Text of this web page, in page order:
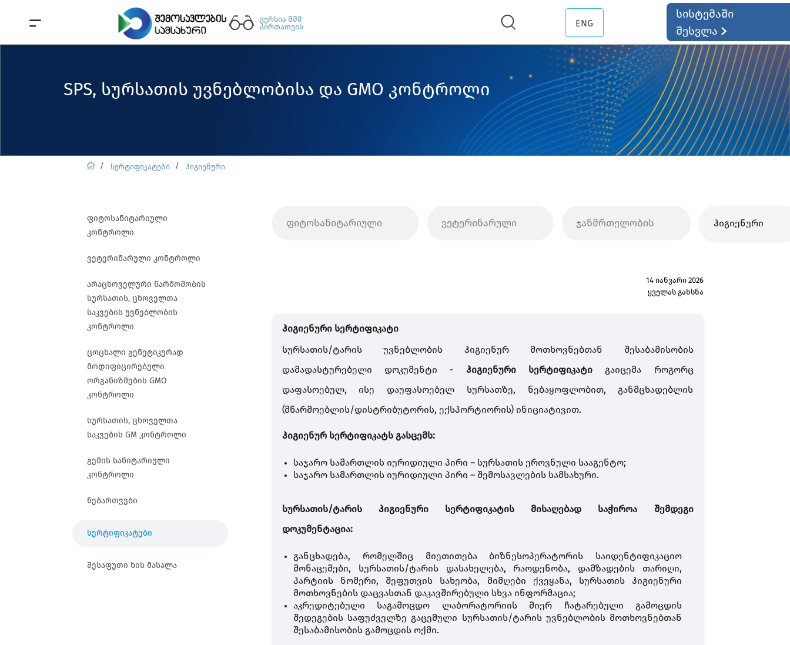
ვერსია შშმ
პირთათვის
ENG
სისტემაში
შესვლა
SPS, სურსათის უვნებლობისა და GMO კონტროლი
სერტიფიკატები ჰიგიენური
ფიტოსანიტარიული
კონტროლი
ვეტერინარული კონტროლი
არაცხოველური წარმოშობის
სურსათის, ცხოველთა
საკვების უვნებლობის
კონტროლი
ცოცხალი გენეტიკურად
მოდიფიცირებული
ორგანიზმების GMO
კონტროლი
სურსათის, ცხოველთა
საკვების GM კონტროლი
გემის სანიტარიული
კონტროლი
ნებართვები
სერტიფიკატები
ფიტოსანიტარიული ვეტერინარული ჯანმრთელობის ჰიგიენური
შესაფუთი ხის მასალა
14 იანვარი 2026
ყველას გახსნა
ჰიგიენური სერტიფიკატი
სურსათის/ტარის უვნებლობის ჰიგიენურ მოთხოვნებთან შესაბამისობის
დამადასტურებელი დოკუმენტი - ჰიგიენური სერტიფიკატიგაიცემა როგორც
დაფასოებულ, ისე დაუფასოებელ სურსათზე, ნებაყოფლობით, განმცხადებლის
(მწარმოებლის/დისტრიბუტორის, ექსპორტიორის) ინიციატივით.
ჰიგიენურ სერტიფიკატს გასცემს:
საჯარო სამართლის იურიდიული პირი – სურსათის ეროვნული სააგენტო;
საჯარო სამართლის იურიდიული პირი – შემოსავლების სამსახური.
სურსათის/ტარის ჰიგიენური სერტიფიკატის მისაღებად საჭიროა შემდეგი
დოკუმენტაცია:
განცხადება, რომელშიც მიეთითება ბიზნესოპერატორის საიდენტიფიკაციო
მონაცემები, სურსათის/ტარის დასახელება, რაოდენობა, დამზადების თარიღი,
პარტიის ნომერი, შეფუთვის სახეობა, მიმღები ქვეყანა, სურსათის ჰიგიენური
მოთხოვნების დაცვასთან დაკავშირებული სხვა ინფორმაცია;
აკრედიტებული საგამოცდო ლაბორატორიის მიერ ჩატარებული გამოცდის
შედეგების საფუძველზე გაცემული სურსათის/ტარის უვნებლობის მოთხოვნებთან
შესაბამისობის გამოცდის ოქმი.